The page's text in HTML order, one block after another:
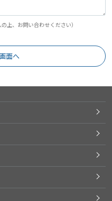
上、お問い合わせください）